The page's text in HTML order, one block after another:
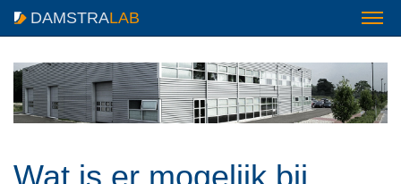
DAMSTRALAB
Wat is er mogelijk bij